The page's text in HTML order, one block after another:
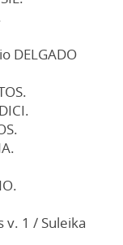
DELGADO
1 / Suleika